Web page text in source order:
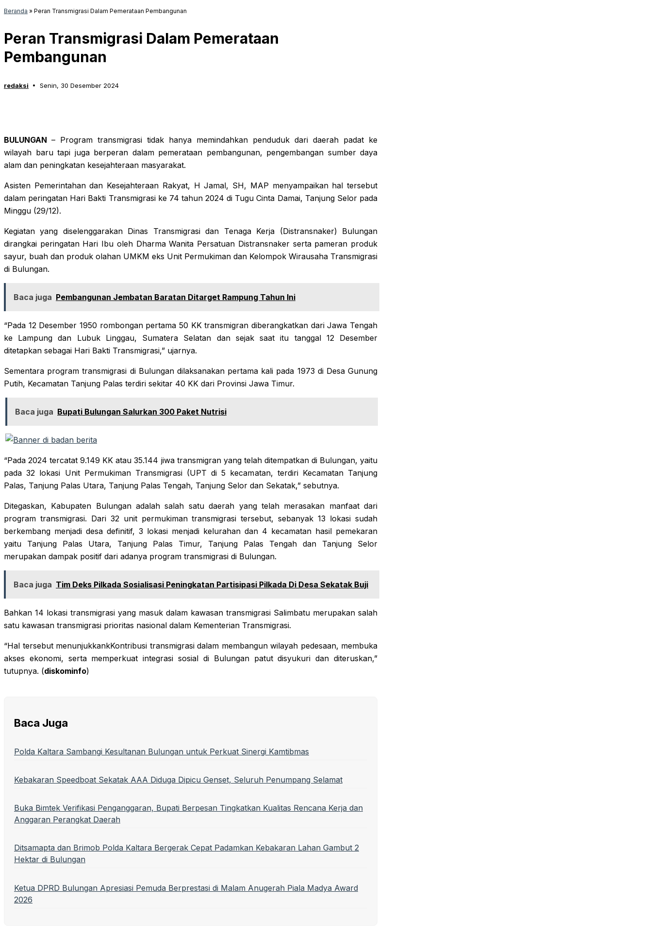
Beranda » Peran Transmigrasi Dalam Pemerataan Pembangunan
Peran Transmigrasi Dalam Pemerataan
Pembangunan
redaksi Senin, 30 Desember 2024
BULUNGAN – Program transmigrasi tidak hanya memindahkan penduduk dari daerah padat ke
wilayah baru tapi juga berperan dalam pemerataan pembangunan, pengembangan sumber daya
alam dan peningkatan kesejahteraan masyarakat.
Asisten Pemerintahan dan Kesejahteraan Rakyat, H Jamal, SH, MAP menyampaikan hal tersebut
dalam peringatan Hari Bakti Transmigrasi ke 74 tahun 2024 di Tugu Cinta Damai, Tanjung Selor pada
Minggu (29/12).
Kegiatan yang diselenggarakan Dinas Transmigrasi dan Tenaga Kerja (Distransnaker) Bulungan
dirangkai peringatan Hari Ibu oleh Dharma Wanita Persatuan Distransnaker serta pameran produk
sayur, buah dan produk olahan UMKM eks Unit Permukiman dan Kelompok Wirausaha Transmigrasi
di Bulungan.
Baca juga Pembangunan Jembatan Baratan Ditarget Rampung Tahun Ini
“Pada 12 Desember 1950 rombongan pertama 50 KK transmigran diberangkatkan dari Jawa Tengah
ke Lampung dan Lubuk Linggau, Sumatera Selatan dan sejak saat itu tanggal 12 Desember
ditetapkan sebagai Hari Bakti Transmigrasi,” ujarnya.
Sementara program transmigrasi di Bulungan dilaksanakan pertama kali pada 1973 di Desa Gunung
Putih, Kecamatan Tanjung Palas terdiri sekitar 40 KK dari Provinsi Jawa Timur.
Baca juga Bupati Bulungan Salurkan 300 Paket Nutrisi
“Pada 2024 tercatat 9.149 KK atau 35.144 jiwa transmigran yang telah ditempatkan di Bulungan, yaitu
pada 32 lokasi Unit Permukiman Transmigrasi (UPT di 5 kecamatan, terdiri Kecamatan Tanjung
Palas, Tanjung Palas Utara, Tanjung Palas Tengah, Tanjung Selor dan Sekatak,” sebutnya.
Ditegaskan, Kabupaten Bulungan adalah salah satu daerah yang telah merasakan manfaat dari
program transmigrasi. Dari 32 unit permukiman transmigrasi tersebut, sebanyak 13 lokasi sudah
berkembang menjadi desa definitif, 3 lokasi menjadi kelurahan dan 4 kecamatan hasil pemekaran
yaitu Tanjung Palas Utara, Tanjung Palas Timur, Tanjung Palas Tengah dan Tanjung Selor
merupakan dampak positif dari adanya program transmigrasi di Bulungan.
Baca juga Tim Deks Pilkada Sosialisasi Peningkatan Partisipasi Pilkada Di Desa Sekatak Buji
Bahkan 14 lokasi transmigrasi yang masuk dalam kawasan transmigrasi Salimbatu merupakan salah
satu kawasan transmigrasi prioritas nasional dalam Kementerian Transmigrasi.
“Hal tersebut menunjukkankKontribusi transmigrasi dalam membangun wilayah pedesaan, membuka
akses ekonomi, serta memperkuat integrasi sosial di Bulungan patut disyukuri dan diteruskan,”
tutupnya. (diskominfo)
Baca Juga
Polda Kaltara Sambangi Kesultanan Bulungan untuk Perkuat Sinergi Kamtibmas
Kebakaran Speedboat Sekatak AAA Diduga Dipicu Genset, Seluruh Penumpang Selamat
Buka Bimtek Verifikasi Penganggaran, Bupati Berpesan Tingkatkan Kualitas Rencana Kerja dan
Anggaran Perangkat Daerah
Ditsamapta dan Brimob Polda Kaltara Bergerak Cepat Padamkan Kebakaran Lahan Gambut 2
Hektar di Bulungan
Ketua DPRD Bulungan Apresiasi Pemuda Berprestasi di Malam Anugerah Piala Madya Award
2026